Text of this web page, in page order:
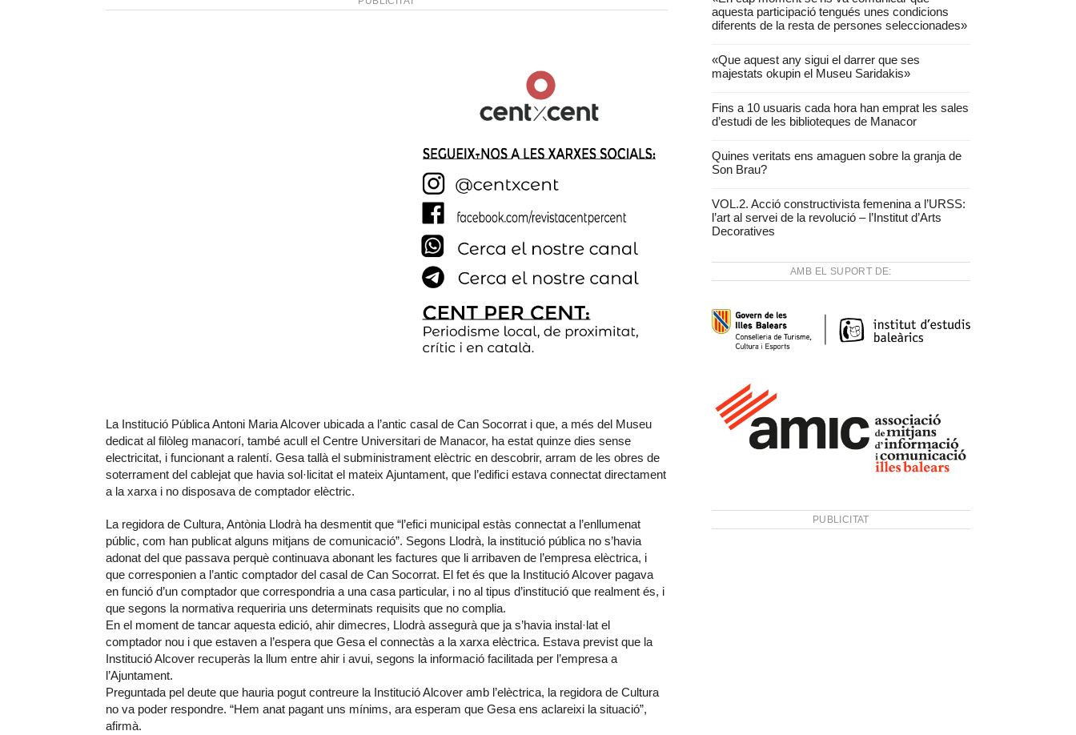
La Institució Pública Antoni Maria Alcover ubicada a l’antic casal de Can Socorrat i que, a més del Museu
dedicat al filòleg manacorí, també acull el Centre Universitari de Manacor, ha estat quinze dies sense
electricitat, i funcionant a ralentí. Gesa tallà el subministrament elèctric en descobrir, arram de les obres de
soterrament del cablejat que havia sol·licitat el mateix Ajuntament, que l’edifici estava connectat directament
a la xarxa i no disposava de comptador elèctric.
La regidora de Cultura, Antònia Llodrà ha desmentit que “l’efici municipal estàs connectat a l’enllumenat
públic, com han publicat alguns mitjans de comunicació”. Segons Llodrà, la institució pública no s’havia
adonat del que passava perquè continuava abonant les factures que li arribaven de l’empresa elèctrica, i
que corresponien a l’antic comptador del casal de Can Socorrat. El fet és que la Institució Alcover pagava
en funció d’un comptador que correspondria a una casa particular, i no al tipus d’institució que realment és, i
que segons la normativa requeriria uns determinats requisits que no complia.
En el moment de tancar aquesta edició, ahir dimecres, Llodrà assegurà que ja s’havia instal·lat el
comptador nou i que estaven a l’espera que Gesa el connectàs a la xarxa elèctrica. Estava previst que la
Institució Alcover recuperàs la llum entre ahir i avui, segons la informació facilitada per l’empresa a
l’Ajuntament.
Preguntada pel deute que hauria pogut contreure la Institució Alcover amb l’elèctrica, la regidora de Cultura
no va poder respondre. “Hem anat pagant uns mínims, ara esperam que Gesa ens aclareixi la situació”,
afirmà.
aquesta participació tengués unes condicions
diferents de la resta de persones seleccionades»
«Que aquest any sigui el darrer que ses
majestats okupin el Museu Saridakis»
Fins a 10 usuaris cada hora han emprat les sales
d’estudi de les biblioteques de Manacor
Quines veritats ens amaguen sobre la granja de
Son Brau?
VOL.2. Acció constructivista femenina a l’URSS:
l’art al servei de la revolució – l’Institut d’Arts
Decoratives
AMB EL SUPORT DE:
PUBLICITAT